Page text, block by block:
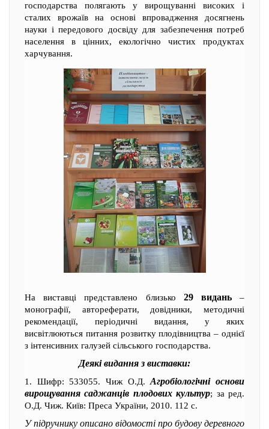
господарства полягають у вирощуванні високих і
сталих врожаїв на основі впровадження досягнень
науки і передового досвіду для забезпечення потреб
населення в цінних, екологічно чистих продуктах
харчування.
На виставці представлено близько 29 видань–
монографії, автореферати, довідники, методичні
рекомендації, періодичні видання, у яких
висвітлюються питання розвитку плодівництва – однієї
з інтенсивних галузей сільського господарства.
Деякі видання з виставки:
1. Шифр: 533055. Чиж О.Д.Агробіологічні основи
вирощування саджанців плодових культур; за ред.
О.Д. Чиж. Київ: Преса України, 2010. 112 с.
У підручнику описано відомості про будову деревного